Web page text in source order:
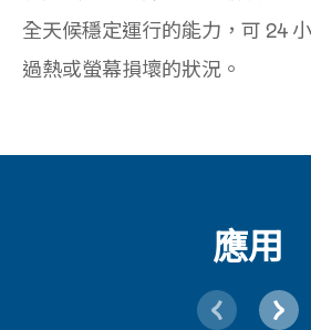
全天候穩定運行的能力，可 24
過熱或螢幕損壞的狀況。
應用